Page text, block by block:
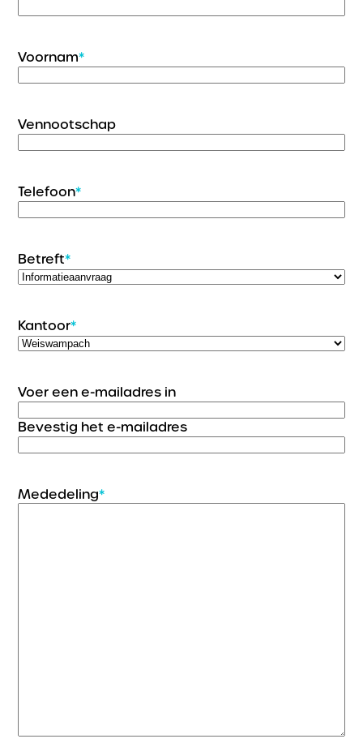
Voornam*
Vennootschap
Telefoon*
Betreft*
Kantoor*
Voer een e-mailadres in
Bevestig het e-mailadres
Mededeling*